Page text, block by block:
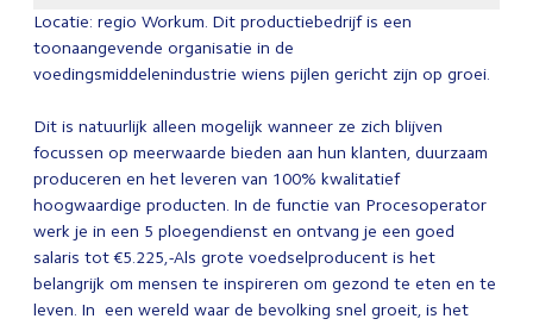
Locatie: regio Workum. Dit productiebedrijf is een
toonaangevende organisatie in de
voedingsmiddelenindustrie wiens pijlen gericht zijn op groei.
Dit is natuurlijk alleen mogelijk wanneer ze zich blijven
focussen op meerwaarde bieden aan hun klanten, duurzaam
produceren en het leveren van 100% kwalitatief
hoogwaardige producten. In de functie van Procesoperator
werk je in een 5 ploegendienst en ontvang je een goed
salaris tot €5.225,-Als grote voedselproducent is het
belangrijk om mensen te inspireren om gezond te eten en te
leven. In een wereld waar de bevolking snel groeit, is het